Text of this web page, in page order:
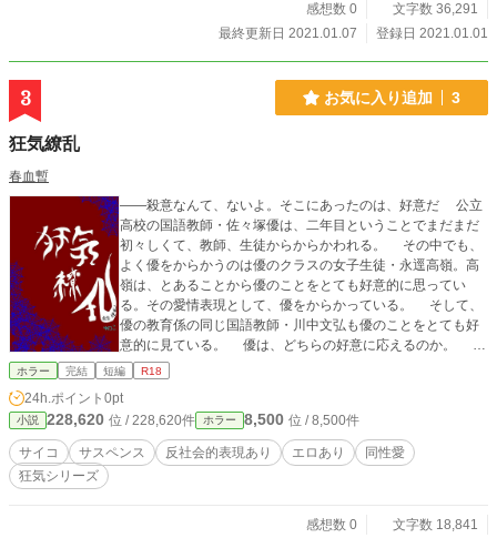
感想数 0
文字数 36,291
最終更新日 2021.01.07
登録日 2021.01.01
3 お気に入り追加 3
狂気繚乱
春血暫
――殺意なんて、ないよ。そこにあったのは、好意だ 公立
高校の国語教師・佐々塚優は、二年目ということでまだまだ
初々しくて、教師、生徒からからかわれる。 その中でも、
よく優をからかうのは優のクラスの女子生徒・永逕高嶺。高
嶺は、とあることから優のことをとても好意的に思ってい
る。その愛情表現として、優をからかっている。 そして、
優の教育係の同じ国語教師・川中文弘も優のことをとても好
意的に見ている。 優は、どちらの好意に応えるのか。 そ
れとも、応えないのか。 同じ男を愛した男女の恋愛劇が、
ホラー 完結 短編 R18
24h.ポイント 0pt
小説 228,620 位 / 228,620件 ホラー 8,500 位 / 8,500件
サイコ サスペンス 反社会的表現あり エロあり
同性愛
狂気シリーズ
感想数 0
文字数 18,841